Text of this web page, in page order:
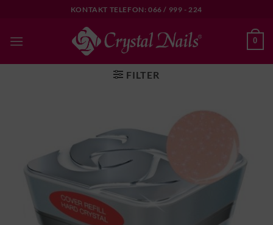
content
KONTAKT TELEFON: 066 / 999 - 224
0
FILTER